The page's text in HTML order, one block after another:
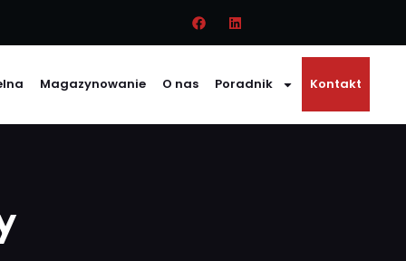
Magazynowanie O nas Poradnik Kontakt